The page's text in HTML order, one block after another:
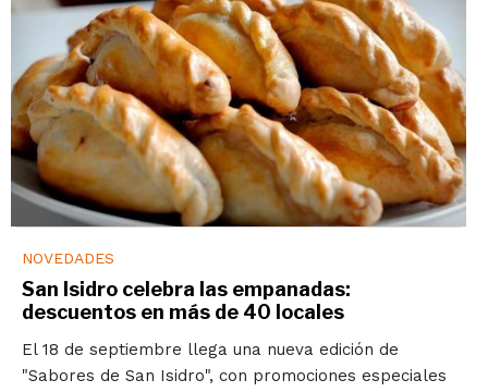
NOVEDADES
San Isidro celebra las empanadas:
descuentos en más de 40 locales
El 18 de septiembre llega una nueva edición de
"Sabores de San Isidro", con promociones especiales